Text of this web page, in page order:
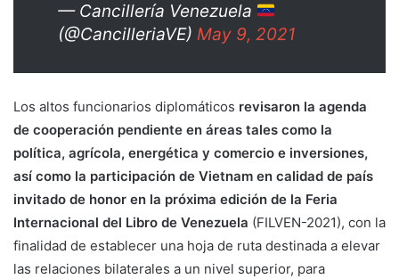
— Cancillería Venezuela
(@CancilleriaVE) May 9, 2021
Los altos funcionarios diplomáticos revisaron la agenda
de cooperación pendiente en áreas tales como la
política, agrícola, energética y comercio e inversiones,
así como la participación de Vietnam en calidad de país
invitado de honor en la próxima edición de la Feria
Internacional del Libro de Venezuela (FILVEN-2021), con la
finalidad de establecer una hoja de ruta destinada a elevar
las relaciones bilaterales a un nivel superior, para